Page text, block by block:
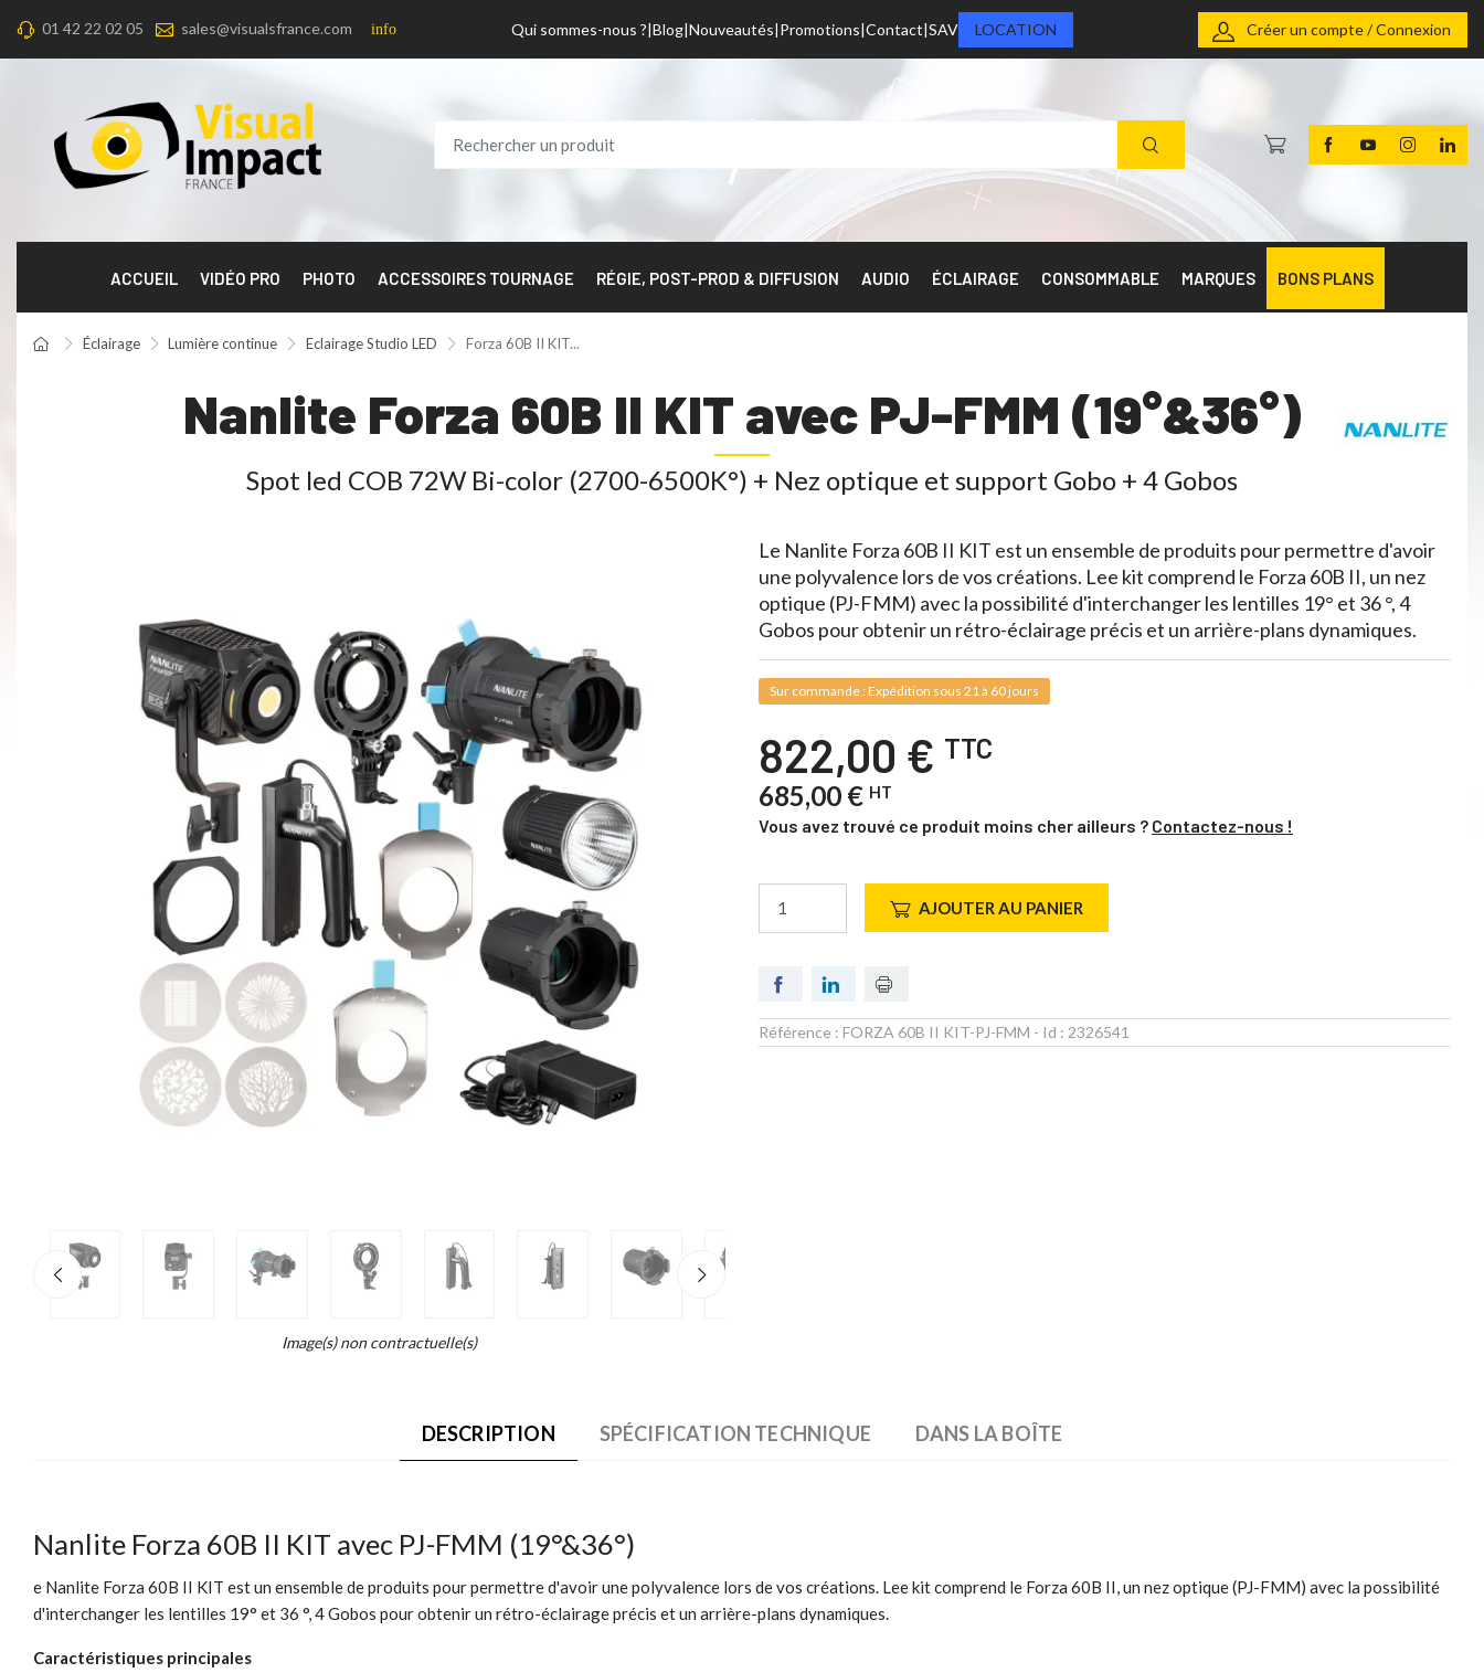
01 42 22 02 05 sales@visualsfrance.com info Qui sommes-nous ? Blog Nouveautés Promotions Contact SAV LOCATION Créer un compte / Connexion
ACCUEIL VIDÉO PRO PHOTO ACCESSOIRES TOURNAGE RÉGIE, POST-PROD & DIFFUSION AUDIO ÉCLAIRAGE CONSOMMABLE MARQUES BONS PLANS
Éclairage Lumière continue Eclairage Studio LED Forza 60B II KIT...
Nanlite Forza 60B II KIT avec PJ-FMM (19°&36°)
Spot led COB 72W Bi-color (2700-6500K°) + Nez optique et support Gobo + 4 Gobos
Image(s) non contractuelle(s)
Le Nanlite Forza 60B II KIT est un ensemble de produits pour permettre d'avoir
une polyvalence lors de vos créations. Lee kit comprend le Forza 60B II, un nez
optique (PJ-FMM) avec la possibilité d'interchanger les lentilles 19° et 36 °, 4
Gobos pour obtenir un rétro-éclairage précis et un arrière-plans dynamiques.
Sur commande : Expédition sous 21 à 60 jours
822,00 € TTC
685,00 € HT
Vous avez trouvé ce produit moins cher ailleurs ? Contactez-nous !
AJOUTER AU PANIER
Référence : FORZA 60B II KIT-PJ-FMM - Id : 2326541
DESCRIPTION SPÉCIFICATION TECHNIQUE DANS LA BOÎTE
Nanlite Forza 60B II KIT avec PJ-FMM (19°&36°)
e Nanlite Forza 60B II KIT est un ensemble de produits pour permettre d'avoir une polyvalence lors de vos créations. Lee kit comprend le Forza 60B II, un nez optique (PJ-FMM) avec la possibilité
d'interchanger les lentilles 19° et 36 °, 4 Gobos pour obtenir un rétro-éclairage précis et un arrière-plans dynamiques.
Caractéristiques principales